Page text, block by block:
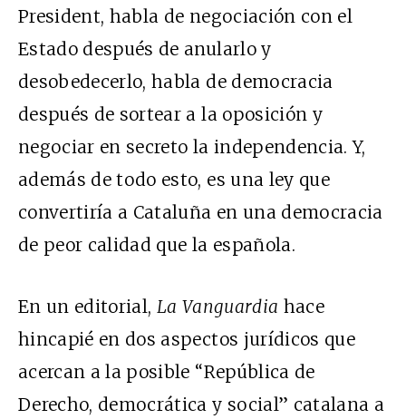
President, habla de negociación con el
Estado después de anularlo y
desobedecerlo, habla de democracia
después de sortear a la oposición y
negociar en secreto la independencia. Y,
además de todo esto, es una ley que
convertiría a Cataluña en una democracia
de peor calidad que la española.
En un editorial, La Vanguardia hace
hincapié en dos aspectos jurídicos que
acercan a la posible “República de
Derecho, democrática y social” catalana a